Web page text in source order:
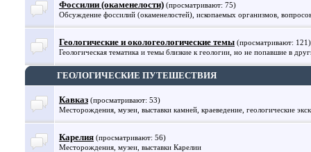
Фоссилии (окаменелости) (просматривают: 75)
Обсуждение фоссилий (окаменелостей), ископаемых организмов,
Геологические и окологеологические темы (просматривают: 121)
Геологическая тематика и темы близкие к геологии, но не попавшие в
ГЕОЛОГИЧЕСКИЕ ПУТЕШЕСТВИЯ
Кавказ (просматривают: 53)
Месторождения, музеи, выставки камней, краеведение, геологические
Карелия (просматривают: 56)
Месторождения, музеи, выставки Карелии